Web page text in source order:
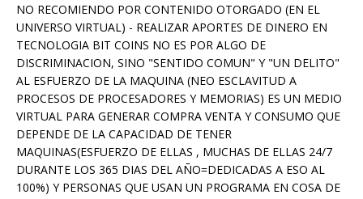
NO RECOMIENDO POR CONTENIDO OTORGADO (EN EL
UNIVERSO VIRTUAL) - REALIZAR APORTES DE DINERO EN
TECNOLOGIA BIT COINS NO ES POR ALGO DE
DISCRIMINACION, SINO "SENTIDO COMUN" Y "UN DELITO"
AL ESFUERZO DE LA MAQUINA (NEO ESCLAVITUD A
PROCESOS DE PROCESADORES Y MEMORIAS) ES UN MEDIO
VIRTUAL PARA GENERAR COMPRA VENTA Y CONSUMO QUE
DEPENDE DE LA CAPACIDAD DE TENER
MAQUINAS(ESFUERZO DE ELLAS , MUCHAS DE ELLAS 24/7
DURANTE LOS 365 DIAS DEL AÑO=DEDICADAS A ESO AL
100%) Y PERSONAS QUE USAN UN PROGRAMA EN COSA DE